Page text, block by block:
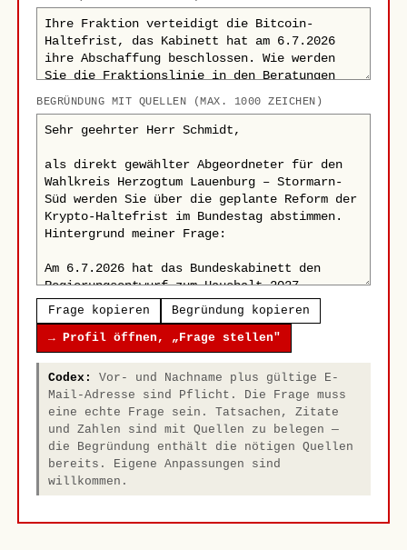
BEGRÜNDUNG MIT QUELLEN (MAX. 1000 ZEICHEN)
Frage kopieren Begründung kopieren
→ Profil öffnen, „Frage stellen"
Codex:
Vor- und Nachname plus gültige E-
Mail-Adresse sind Pflicht. Die Frage muss
eine echte Frage sein. Tatsachen, Zitate
und Zahlen sind mit Quellen zu belegen —
die Begründung enthält die nötigen Quellen
bereits. Eigene Anpassungen sind
willkommen.